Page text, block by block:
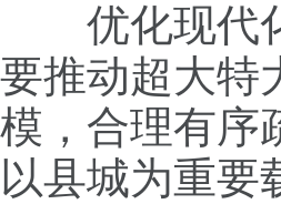
优化现代化
要推动超大特
模，合理有序
以县城为重要